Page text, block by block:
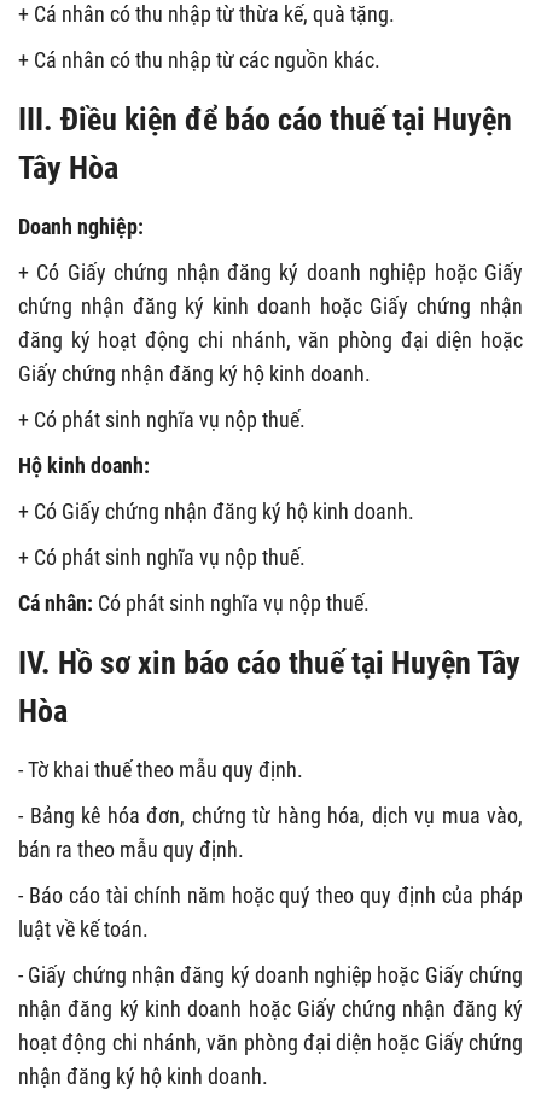
+ Cá nhân có thu nhập từ thừa kế, quà tặng.
+ Cá nhân có thu nhập từ các nguồn khác.
III. Điều kiện để báo cáo thuế tại Huyện
Tây Hòa
Doanh nghiệp:
+ Có Giấy chứng nhận đăng ký doanh nghiệp hoặc Giấy
chứng nhận đăng ký kinh doanh hoặc Giấy chứng nhận
đăng ký hoạt động chi nhánh, văn phòng đại diện hoặc
Giấy chứng nhận đăng ký hộ kinh doanh.
+ Có phát sinh nghĩa vụ nộp thuế.
Hộ kinh doanh:
+ Có Giấy chứng nhận đăng ký hộ kinh doanh.
+ Có phát sinh nghĩa vụ nộp thuế.
Cá nhân: Có phát sinh nghĩa vụ nộp thuế.
IV. Hồ sơ xin báo cáo thuế tại Huyện Tây
Hòa
- Tờ khai thuế theo mẫu quy định.
- Bảng kê hóa đơn, chứng từ hàng hóa, dịch vụ mua vào,
bán ra theo mẫu quy định.
- Báo cáo tài chính năm hoặc quý theo quy định của pháp
luật về kế toán.
- Giấy chứng nhận đăng ký doanh nghiệp hoặc Giấy chứng
nhận đăng ký kinh doanh hoặc Giấy chứng nhận đăng ký
hoạt động chi nhánh, văn phòng đại diện hoặc Giấy chứng
nhận đăng ký hộ kinh doanh.